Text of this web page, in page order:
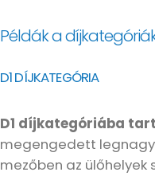
Példák a
D1 DÍJKATEGÓRIA
D1 díjkategóriába
megengedett
mezőben az ülőhelyek